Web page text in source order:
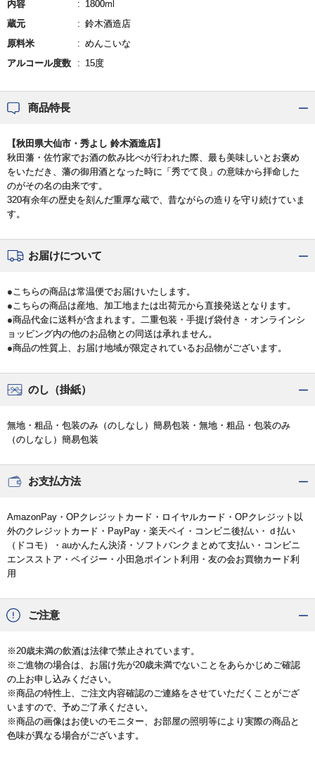
内容
1800ml
蔵元
鈴木酒造店
原料米
めんこいな
アルコール度数
15度
商品特長
【秋田県大仙市・秀よし 鈴木酒造店】
秋田藩・佐竹家でお酒の飲み比べが行われた際、最も美味しいとお褒め
をいただき、藩の御用酒となった時に「秀でて良」の意味から拝命した
のがその名の由来です。
320有余年の歴史を刻んだ重厚な蔵で、昔ながらの造りを守り続けていま
す。
お届けについて
●こちらの商品は常温便でお届けいたします。
●こちらの商品は産地、加工地または出荷元から直接発送となります。
●商品代金に送料が含まれます。二重包装・手提げ袋付き・オンラインシ
ョッピング内の他のお品物との同送は承れません。
●商品の性質上、お届け地域が限定されているお品物がございます。
のし（掛紙）
無地・粗品・包装のみ（のしなし）簡易包装・無地・粗品・包装のみ
（のしなし）簡易包装
お支払方法
AmazonPay・OPクレジットカード・ロイヤルカード・OPクレジット以
外のクレジットカード・PayPay・楽天ペイ・コンビニ後払い・ｄ払い
（ドコモ）・auかんたん決済・ソフトバンクまとめて支払い・コンビニ
エンスストア・ペイジー・小田急ポイント利用・友の会お買物カード利
用
ご注意
※20歳未満の飲酒は法律で禁止されています。
※ご進物の場合は、お届け先が20歳未満でないことをあらかじめご確認
の上お申し込みください。
※商品の特性上、ご注文内容確認のご連絡をさせていただくことがござ
いますので、予めご了承ください。
※商品の画像はお使いのモニター、お部屋の照明等により実際の商品と
色味が異なる場合がございます。